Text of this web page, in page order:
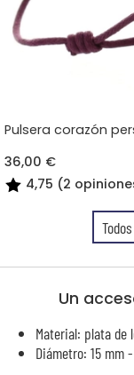
Pulsera corazón
36,00 €
4,75 (2
Un
Material: plata de
Diámetro: 15 mm